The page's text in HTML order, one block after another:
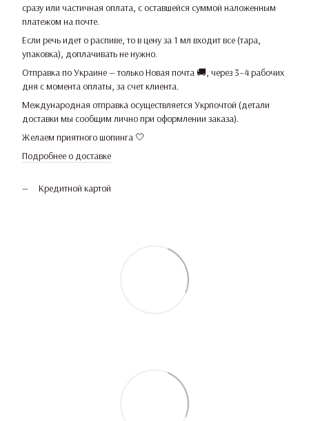
сразу или частичная оплата, с оставшейся суммой наложенным
платежом на почте.
Если речь идет о распиве, то в цену за 1 мл входит все (тара,
упаковка), доплачивать не нужно.
Отправка по Украине — только Новая почта 🚚, через 3–4 рабочих
дня с момента оплаты, за счет клиента.
Международная отправка осуществляется Укрпочтой (детали
доставки мы сообщим лично при оформлении заказа).
Желаем приятного шопинга 🤍
Подробнее о доставке
Кредитной картой